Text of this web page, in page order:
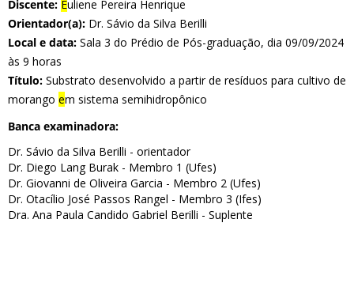
Discente: Euliene Pereira Henrique
Orientador(a): Dr. Sávio da Silva Berilli
Local e data: Sala 3 do Prédio de Pós-graduação, dia 09/09/2024
às 9 horas
Título: Substrato desenvolvido a partir de resíduos para cultivo de
morango em sistema semihidropônico
Banca examinadora:
Dr. Sávio da Silva Berilli - orientador
Dr. Diego Lang Burak - Membro 1 (Ufes)
Dr. Giovanni de Oliveira Garcia - Membro 2 (Ufes)
Dr. Otacílio José Passos Rangel - Membro 3 (Ifes)
Dra. Ana Paula Candido Gabriel Berilli - Suplente